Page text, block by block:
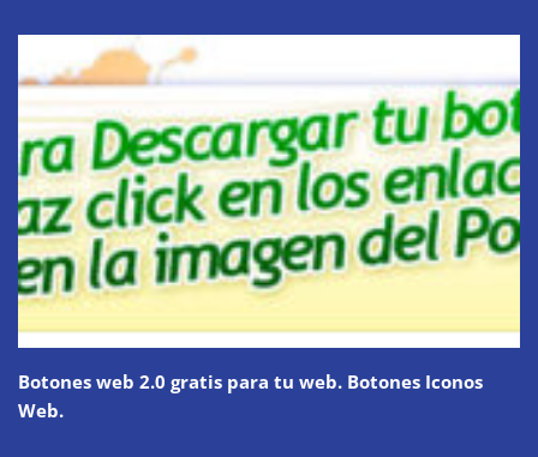
Botones web 2.0 gratis para tu web. Botones Iconos
Web.